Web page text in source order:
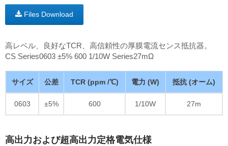
Files Download
高レベル、良好なTCR、高信頼性の厚膜電流センス抵抗器。
CS Series0603 ±5% 600 1/10W Series27mΩ
サイズ 公差 TCR (ppm /℃) 電力 (W) 抵抗 (オーム)
0603 ±5% 600 1/10W 27m
高出力および超高出力定格電気仕様